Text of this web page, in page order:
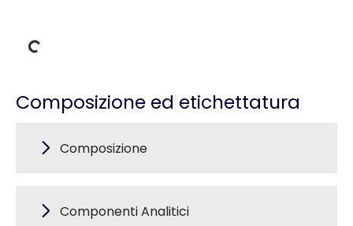
Dati di carico
Composizione ed etichettatura
Composizione
Componenti Analitici